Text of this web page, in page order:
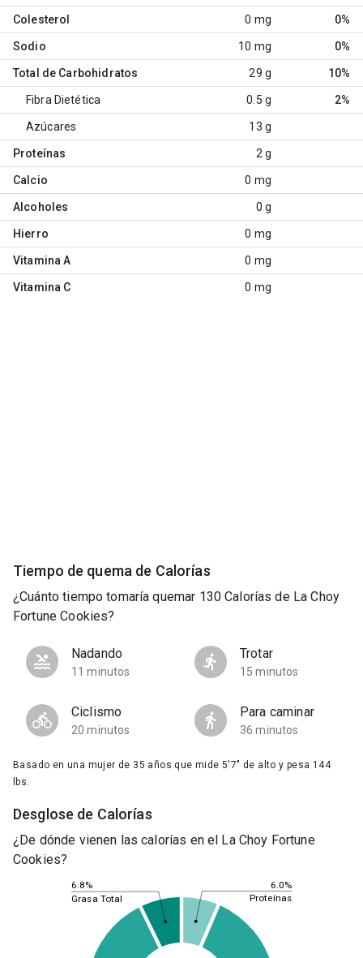
Colesterol 0 mg 0%
Sodio 10 mg 0%
Total de Carbohidratos 29 g 10%
Fibra Dietética 0.5 g 2%
Azúcares 13 g
Proteínas 2 g
Calcio 0 mg
Alcoholes 0 g
Hierro 0 mg
Vitamina A 0 mg
Vitamina C 0 mg
Tiempo de quema de Calorías
¿Cuánto tiempo tomaría quemar 130 Calorías de La Choy
Fortune Cookies?
Nadando
11 minutos
Trotar
15 minutos
Ciclismo
20 minutos
Para caminar
36 minutos
Basado en una mujer de 35 años que mide 5'7" de alto y pesa 144
lbs.
Desglose de Calorías
¿De dónde vienen las calorías en el La Choy Fortune
Cookies?
6.0%
6.8%
Proteínas
Grasa Total